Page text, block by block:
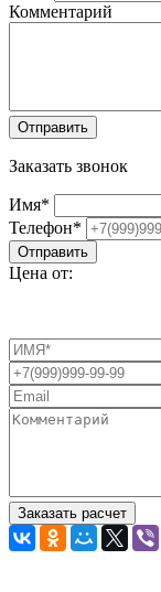
Комментарий
Заказать звонок
Имя*
Телефон*
Цена от: